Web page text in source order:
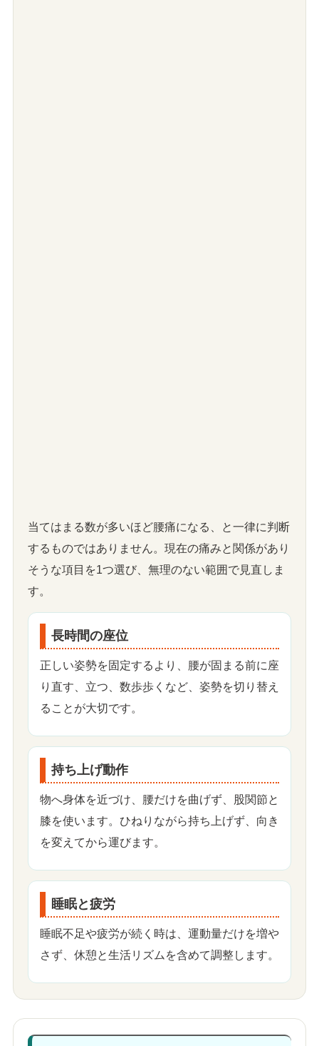
当てはまる数が多いほど腰痛になる、と一律に判断
するものではありません。現在の痛みと関係があり
そうな項目を1つ選び、無理のない範囲で見直しま
す。
長時間の座位
正しい姿勢を固定するより、腰が固まる前に座
り直す、立つ、数歩歩くなど、姿勢を切り替え
ることが大切です。
持ち上げ動作
物へ身体を近づけ、腰だけを曲げず、股関節と
膝を使います。ひねりながら持ち上げず、向き
を変えてから運びます。
睡眠と疲労
睡眠不足や疲労が続く時は、運動量だけを増や
さず、休憩と生活リズムを含めて調整します。